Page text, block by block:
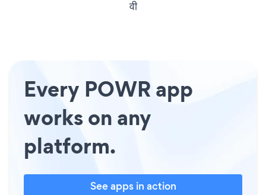
वी
Every POWR app
works on any
platform.
See apps in action